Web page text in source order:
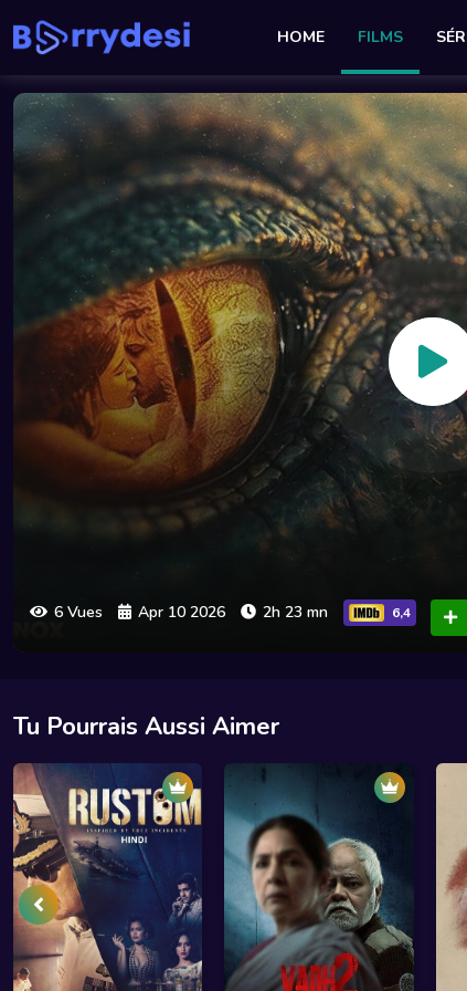
HOME FILMS
6 Vues Apr 10 2026 2h 23 mn 6,4
Tu Pourrais Aussi Aimer